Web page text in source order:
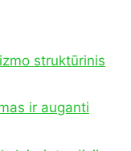
struktūrinis
ir auganti